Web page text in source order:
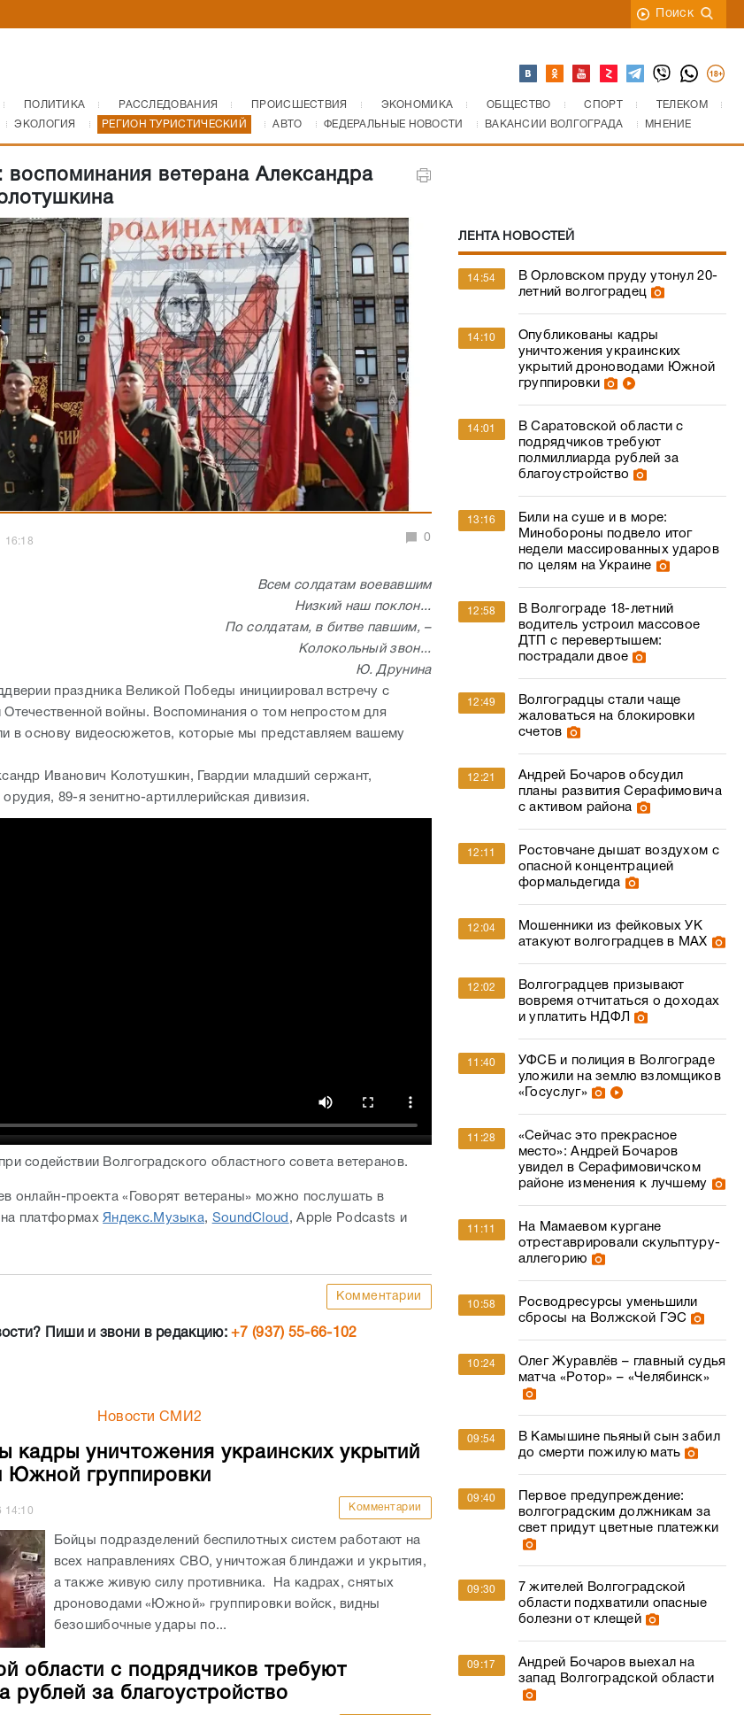
Поиск
ПОЛИТИКА РАССЛЕДОВАНИЯ ПРОИСШЕСТВИЯ ЭКОНОМИКА ОБЩЕСТВО СПОРТ
ТЕЛЕКОМ
ЭКОЛОГИЯ РЕГИОН ТУРИСТИЧЕСКИЙ АВТО ФЕДЕРАЛЬНЫЕ НОВОСТИ ВАКАНСИИ ВОЛГОГРАДА МНЕНИЕ
воспоминания ветерана Александра
16:18 0
Всем солдатам воевавшим
Низкий наш поклон...
По солдатам, в битве павшим, –
Колокольный звон...
Ю. Друнина
праздника Великой Победы инициировал встречу с
Отечественной войны. Воспоминания о том непростом для
в основу видеосюжетов, которые мы представляем вашему
Иванович Колотушкин, Гвардии младший сержант,
89-я зенитно-артиллерийская дивизия.
содействии Волгоградского областного совета ветеранов.
онлайн-проекта «Говорят ветераны» можно послушать в
платформахЯндекс.Музыка, SoundCloud , Apple Podcasts и
Комментарии
Пиши и звони в редакцию:+7 (937) 55-66-102
Новости СМИ2
кадры уничтожения украинских укрытий
Южной группировки
14:10 Комментарии
Бойцы подразделений беспилотных систем работают на
всех направлениях СВО, уничтожая блиндажи и укрытия,
а также живую силу противника. На кадрах, снятых
дроноводами «Южной» группировки войск, видны
безошибочные удары по...
области с подрядчиков требуют
рублей за благоустройство
ЛЕНТА НОВОСТЕЙ
14:54
В Орловском пруду утонул 20-
летний волгоградец
14:10
Опубликованы кадры
уничтожения украинских
укрытий дроноводами Южной
группировки
14:01
В Саратовской области с
подрядчиков требуют
полмиллиарда рублей за
благоустройство
13:16
Били на суше и в море:
Минобороны подвело итог
недели массированных ударов
по целям на Украине
12:58
В Волгограде 18-летний
водитель устроил массовое
ДТП с перевертышем:
пострадали двое
12:49
Волгоградцы стали чаще
жаловаться на блокировки
счетов
12:21
Андрей Бочаров обсудил
планы развития Серафимовича
с активом района
12:11
Ростовчане дышат воздухом с
опасной концентрацией
формальдегида
12:04
Мошенники из фейковых УК
атакуют волгоградцев в МАХ
12:02
Волгоградцев призывают
вовремя отчитаться о доходах
и уплатить НДФЛ
11:40
УФСБ и полиция в Волгограде
уложили на землю взломщиков
«Госуслуг»
11:28
«Сейчас это прекрасное
место»: Андрей Бочаров
увидел в Серафимовичском
районе изменения к лучшему
11:11
На Мамаевом кургане
отреставрировали скульптуру-
аллегорию
10:58
Росводресурсы уменьшили
сбросы на Волжской ГЭС
10:24
Олег Журавлёв – главный судья
матча «Ротор» – «Челябинск»
09:54
В Камышине пьяный сын забил
до смерти пожилую мать
09:40
Первое предупреждение:
волгоградским должникам за
свет придут цветные платежки
09:30
7 жителей Волгоградской
области подхватили опасные
болезни от клещей
09:17
Андрей Бочаров выехал на
запад Волгоградской области